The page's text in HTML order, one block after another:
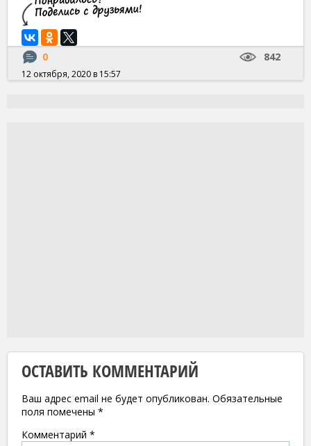
0 842
12 октября, 2020 в 15:57
ОСТАВИТЬ КОММЕНТАРИЙ
Ваш адрес email не будет опубликован. Обязательные
поля помечены *
Комментарий *